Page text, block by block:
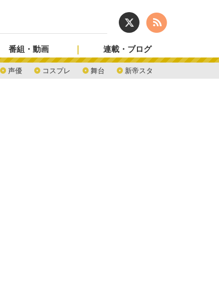
声優 コスプレ 舞台 新帝スタ
番組・動画 連載・ブログ